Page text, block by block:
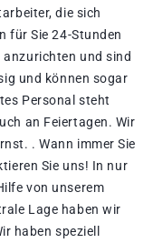
die sich
für Sie 24-Stunden
anzurichten und sind
und können sogar
Personal steht
an Feiertagen. Wir
. Wann immer Sie
Sie uns! In nur
von unserem
Lage haben wir
haben speziell